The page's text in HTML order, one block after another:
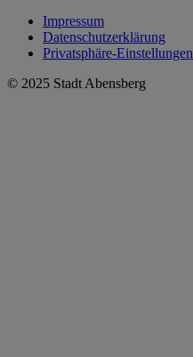
Impressum
Datenschutzerklärung
Privatsphäre-Einstellungen
© 2025 Stadt Abensberg